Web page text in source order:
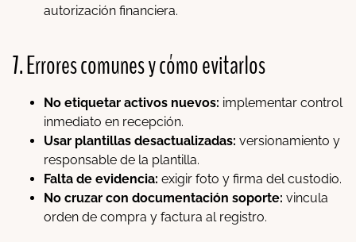
autorización financiera.
7. Errores comunes y cómo evitarlos
No etiquetar activos nuevos: implementar control
inmediato en recepción.
Usar plantillas desactualizadas: versionamiento y
responsable de la plantilla.
Falta de evidencia: exigir foto y firma del custodio.
No cruzar con documentación soporte: vincula
orden de compra y factura al registro.